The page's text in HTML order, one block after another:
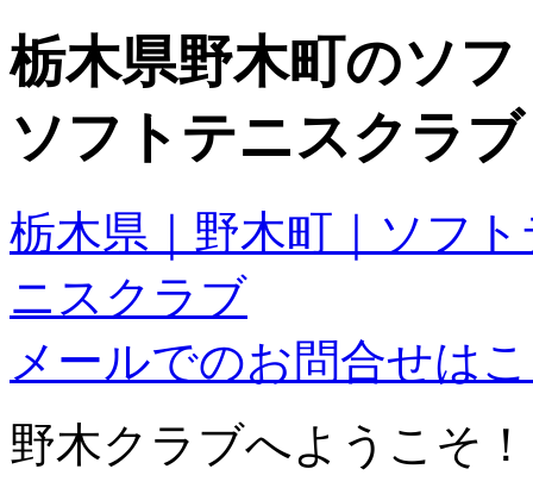
栃木県野木町のソ
ソフトテニスクラブ
栃木県｜野木町｜ソフ
ニスクラブ
メールでのお問合せは
野木クラブへようこそ！